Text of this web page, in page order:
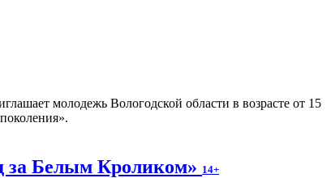
молодежь Вологодской области в возрасте от 15
за Белым Кроликом» 14+